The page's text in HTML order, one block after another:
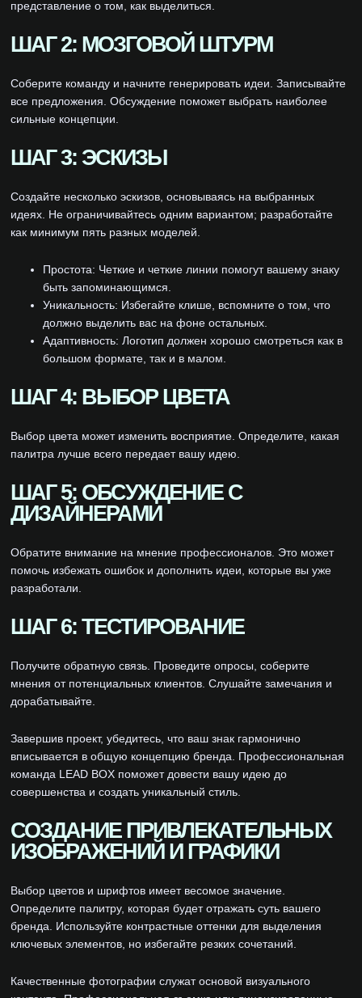
представление о том, как выделиться.
ШАГ 2: МОЗГОВОЙ ШТУРМ
Соберите команду и начните генерировать идеи. Записывайте
все предложения. Обсуждение поможет выбрать наиболее
сильные концепции.
ШАГ 3: ЭСКИЗЫ
Создайте несколько эскизов, основываясь на выбранных
идеях. Не ограничивайтесь одним вариантом; разработайте
как минимум пять разных моделей.
Простота: Четкие и четкие линии помогут вашему знаку
быть запоминающимся.
Уникальность: Избегайте клише, вспомните о том, что
должно выделить вас на фоне остальных.
Адаптивность: Логотип должен хорошо смотреться как в
большом формате, так и в малом.
ШАГ 4: ВЫБОР ЦВЕТА
Выбор цвета может изменить восприятие. Определите, какая
палитра лучше всего передает вашу идею.
ШАГ 5: ОБСУЖДЕНИЕ С
ДИЗАЙНЕРАМИ
Обратите внимание на мнение профессионалов. Это может
помочь избежать ошибок и дополнить идеи, которые вы уже
разработали.
ШАГ 6: ТЕСТИРОВАНИЕ
Получите обратную связь. Проведите опросы, соберите
мнения от потенциальных клиентов. Слушайте замечания и
дорабатывайте.
Завершив проект, убедитесь, что ваш знак гармонично
вписывается в общую концепцию бренда. Профессиональная
команда LEAD BOX поможет довести вашу идею до
совершенства и создать уникальный стиль.
СОЗДАНИЕ ПРИВЛЕКАТЕЛЬНЫХ
ИЗОБРАЖЕНИЙ И ГРАФИКИ
Выбор цветов и шрифтов имеет весомое значение.
Определите палитру, которая будет отражать суть вашего
бренда. Используйте контрастные оттенки для выделения
ключевых элементов, но избегайте резких сочетаний.
Качественные фотографии служат основой визуального